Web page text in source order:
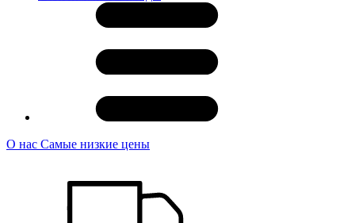
О нас Самые низкие цены